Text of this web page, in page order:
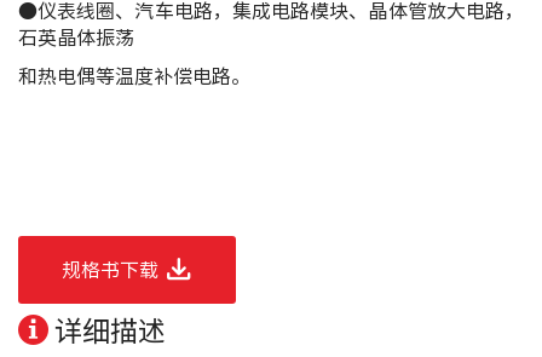
●仪表线圈、汽车电路，集成电路模块、晶体管放大电路，
石英晶体振荡
和热电偶等温度补偿电路。
规格书下载
详细描述